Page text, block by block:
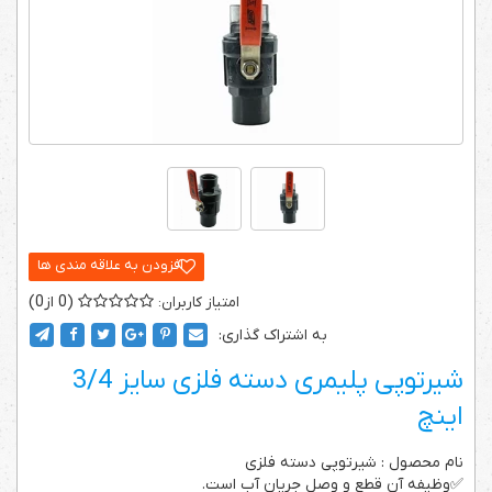
0
0
به اشتراک گذاری:
شیرتوپی پلیمری دسته فلزی سایز 3/4
اینچ
نام محصول : شیرتوپی دسته فلزی
✅وظیفه آن قطع و وصل جریان آب است.